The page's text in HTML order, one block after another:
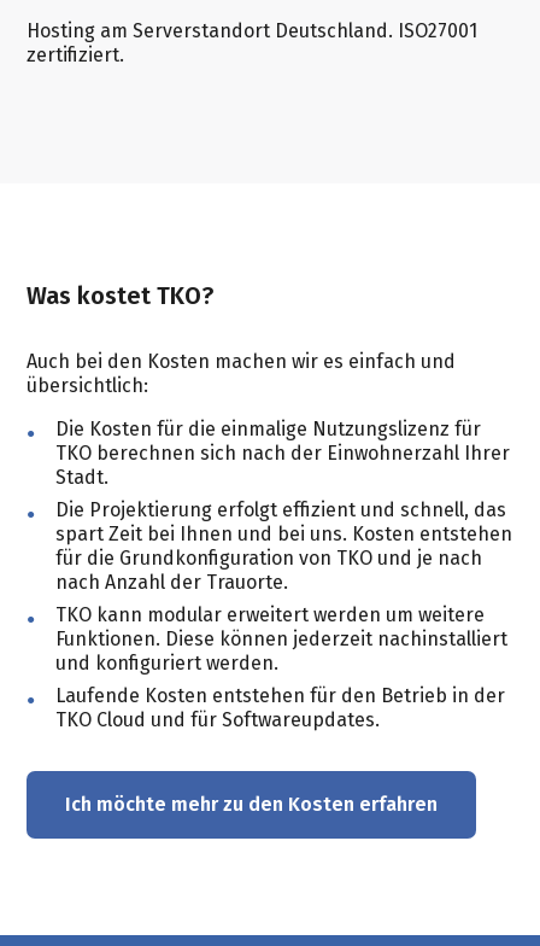
Hosting am Serverstandort Deutschland. ISO27001
zertifiziert.
Was kostet TKO?
Auch bei den Kosten machen wir es einfach und
übersichtlich:
Die Kosten für die einmalige Nutzungslizenz für
TKO berechnen sich nach der Einwohnerzahl Ihrer
Stadt.
Die Projektierung erfolgt effizient und schnell, das
spart Zeit bei Ihnen und bei uns. Kosten entstehen
für die Grundkonfiguration von TKO und je nach
nach Anzahl der Trauorte.
TKO kann modular erweitert werden um weitere
Funktionen. Diese können jederzeit nachinstalliert
und konfiguriert werden.
Laufende Kosten entstehen für den Betrieb in der
TKO Cloud und für Softwareupdates.
Ich möchte mehr zu den Kosten erfahren